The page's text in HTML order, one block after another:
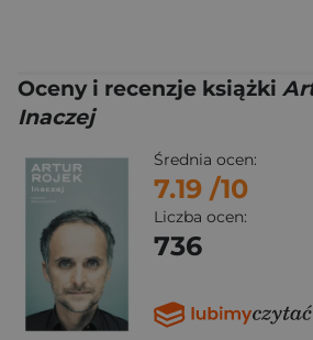
Oceny i recenzje książki
Inaczej
Średnia ocen:
7.19 /10
Liczba ocen:
736